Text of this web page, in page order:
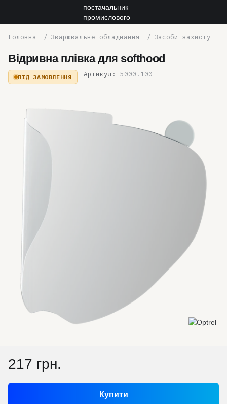
Зварювальне обладнання Засоби захисту
Відривна плівка для softhood
ПІД ЗАМОВЛЕННЯ Артикул: 5000.100
217 грн.
Купити